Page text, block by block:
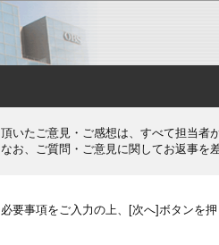
頂いたご意見・ご感想は、すべて担当者
なお、ご質問・ご意見に関してお返事を
必要事項をご入力の上、[次へ]ボタンを押